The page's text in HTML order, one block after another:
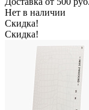
Нет в наличии
Скидка!
Скидка!